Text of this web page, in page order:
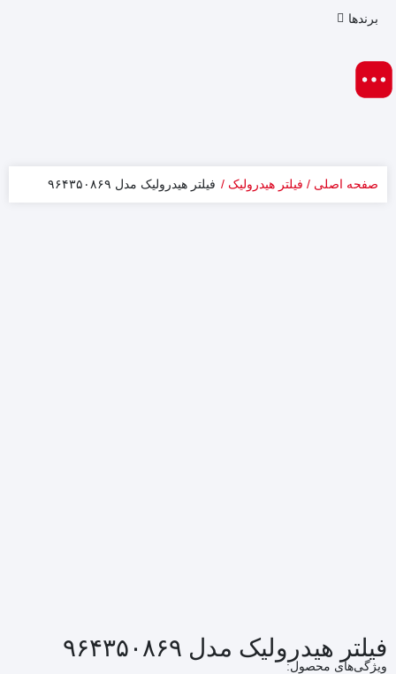
برندها
صفحه اصلی فیلتر هیدرولیک فیلتر هیدرولیک مدل ۹۶۴۳۵۰۸۶۹
فیلتر هیدرولیک مدل ۹۶۴۳۵۰۸۶۹
ویژگی‌های محصول: